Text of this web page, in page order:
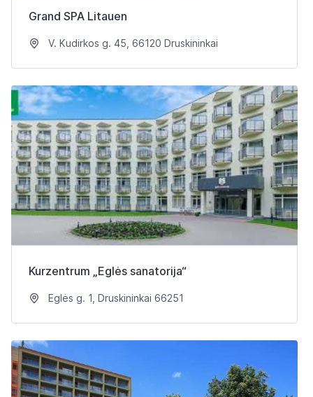
Grand SPA Litauen
V. Kudirkos g. 45, 66120 Druskininkai
Kurzentrum „Eglės sanatorija“
Eglės g. 1, Druskininkai 66251